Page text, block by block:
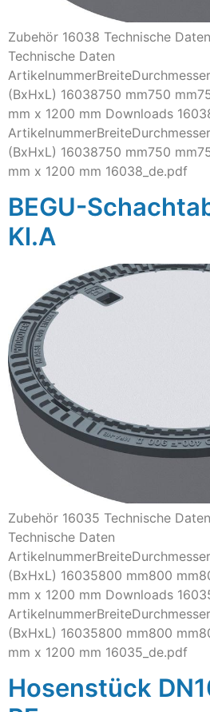
Zubehör 16038 Technische
Technische Daten
(BxHxL) 16038750 mm750
mm x 1200 mm Downloads
(BxHxL) 16038750 mm750
mm x 1200 mm 16038_de.pdf
BEGU-
Kl.A
Zubehör 16035 Technische
Technische Daten
(BxHxL) 16035800 mm800
mm x 1200 mm Downloads
(BxHxL) 16035800 mm800
mm x 1200 mm 16035_de.pdf
Hosenstück